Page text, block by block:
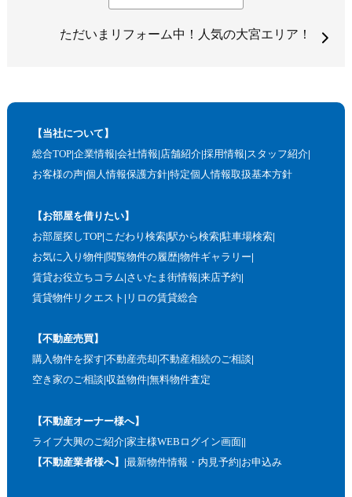
ただいまリフォーム中！人気の大宮エリア！
【当社について】
総合TOP 企業情報 会社情報 店舗紹介 採用情報 スタッフ紹介
お客様の声 個人情報保護方針 特定個人情報取扱基本方針
【お部屋を借りたい】
お部屋探しTOP こだわり検索 駅から検索 駐車場検索
お気に入り物件 閲覧物件の履歴 物件ギャラリー
賃貸お役立ちコラム さいたま街情報 来店予約
賃貸物件リクエスト リロの賃貸総合
【不動産売買】
購入物件を探す 不動産売却 不動産相続のご相談
空き家のご相談 収益物件 無料物件査定
【不動産オーナー様へ】
ライブ大興のご紹介 家主様WEBログイン画面
【不動産業者様へ】
最新物件情報・内見予約 お申込み